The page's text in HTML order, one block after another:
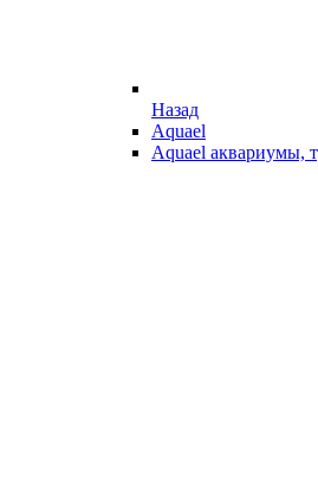
Назад
Aquael
Aquael аквариумы,